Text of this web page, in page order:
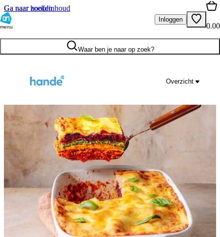
Ga naar hoofdinhoud
Ga naar zoeken
menu
Inloggen
0.00
Waar ben je naar op zoek?
Overzicht